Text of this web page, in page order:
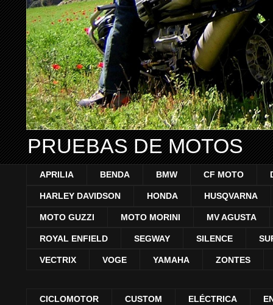
PRUEBAS DE MOTOS
APRILIA BENDA BMW CF MOTO
HARLEY DAVIDSON HONDA HUSQVARNA
MOTO GUZZI MOTO MORINI MV AGUSTA
ROYAL ENFIELD SEGWAY SILENCE
VECTRIX VOGE YAMAHA ZONTES
CICLOMOTOR CUSTOM ELÉCTRICA